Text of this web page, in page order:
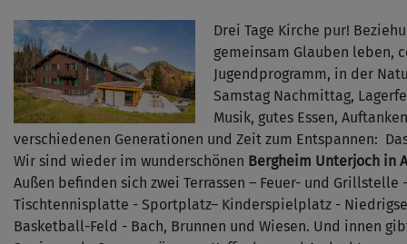
Drei Tage Kirche pur!
gemeinsam Glauben leben,
Jugendprogramm, in der
Samstag Nachmittag,
Musik, gutes Essen,
verschiedenen Generationen und Zeit zum Entspannen:
Wir sind wieder im wunderschönen Bergheim Unterjoch in
Außen befinden sich zwei Terrassen – Feuer- und
Tischtennisplatte - Sportplatz– Kinderspielplatz -
Basketball-Feld - Bach, Brunnen und Wiesen. Und innen